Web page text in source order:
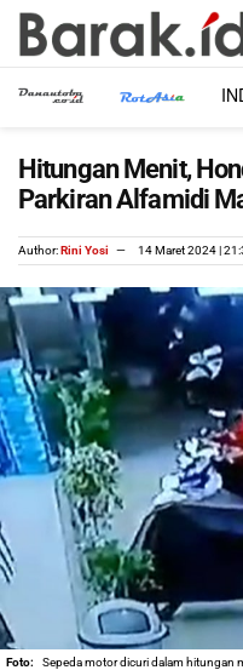
Hitungan Menit,
Parkiran Alfamidi
Author:Rini Yosi 14 Maret 2024 |
Sepeda motor dicuri dalam hitungan